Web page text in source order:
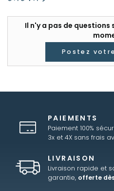
Il n'y a pas de questions
Postez
PAIEMENTS
Paiement 100%
3x et 4X sans frais
LIVRAISON
Livraison rapide et
garantie, offerte